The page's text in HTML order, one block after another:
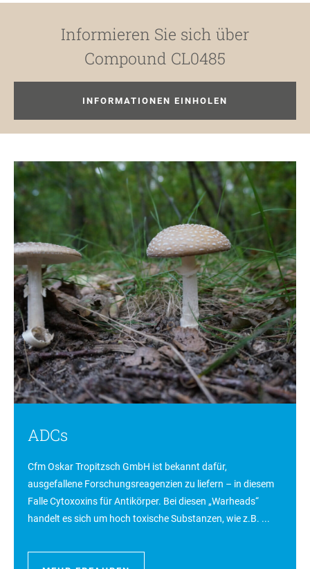
Informieren Sie sich über
Compound CL0485
INFORMATIONEN EINHOLEN
ADCs
Cfm Oskar Tropitzsch GmbH ist bekannt dafür,
ausgefallene Forschungsreagenzien zu liefern – in diesem
Falle Cytoxoxins für Antikörper. Bei diesen „Warheads“
handelt es sich um hoch toxische Substanzen, wie z.B. ...